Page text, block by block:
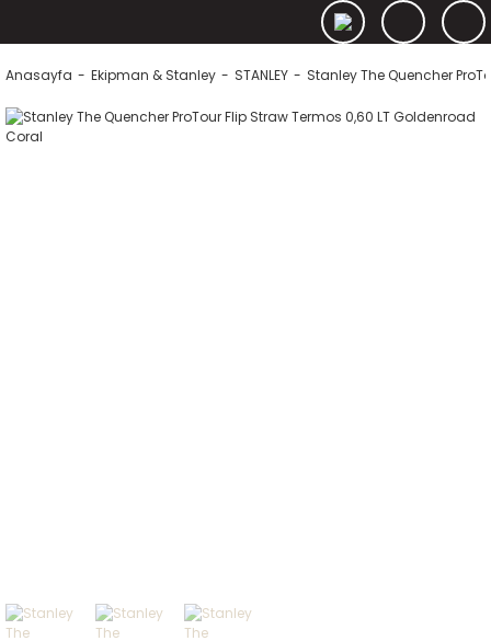
Anasayfa Ekipman & Stanley STANLEY Stanley The Quencher